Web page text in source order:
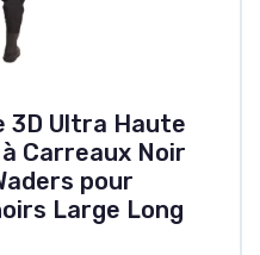
3D Ultra Haute
Carreaux Noir
pour
Large Long